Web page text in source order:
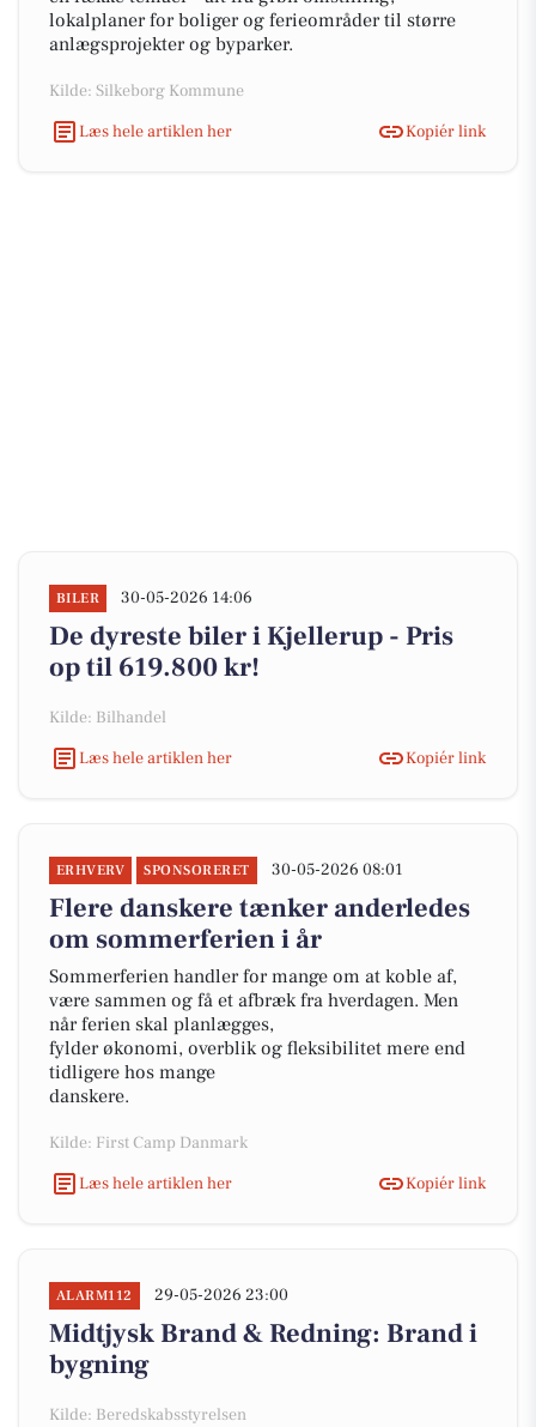
lokalplaner for boliger og ferieområder til større
anlægsprojekter og byparker.
Kilde: Silkeborg Kommune
Læs hele artiklen her
Kopiér link
BILER 30-05-2026 14:06
De dyreste biler i Kjellerup - Pris
op til 619.800 kr!
Kilde: Bilhandel
Læs hele artiklen her
Kopiér link
ERHVERV SPONSORERET 30-05-2026 08:01
Flere danskere tænker anderledes
om sommerferien i år
Sommerferien handler for mange om at koble af,
være sammen og få et afbræk fra hverdagen. Men
når ferien skal planlægges,
fylder økonomi, overblik og fleksibilitet mere end
tidligere hos mange
danskere.
Kilde: First Camp Danmark
Læs hele artiklen her
Kopiér link
ALARM112 29-05-2026 23:00
Midtjysk Brand & Redning: Brand i
bygning
Kilde: Beredskabsstyrelsen